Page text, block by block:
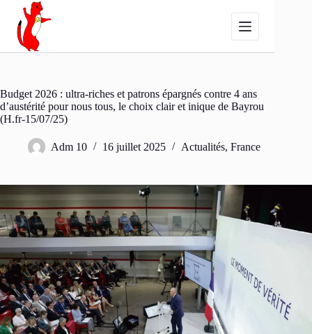
Passer
contenu
Budget 2026 : ultra-riches et patrons épargnés contre 4 ans
d’austérité pour nous tous, le choix clair et inique de Bayrou
(H.fr-15/07/25)
Adm 10 16 juillet 2025 Actualités, France